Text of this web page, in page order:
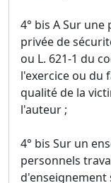
4° bis A Sur
privée de
ou L. 621-1 du
l'exercice ou du
qualité de la
l'auteur ;
4° bis Sur un
personnels
d'enseignement